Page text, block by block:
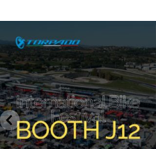
IBF sta per...
14 1